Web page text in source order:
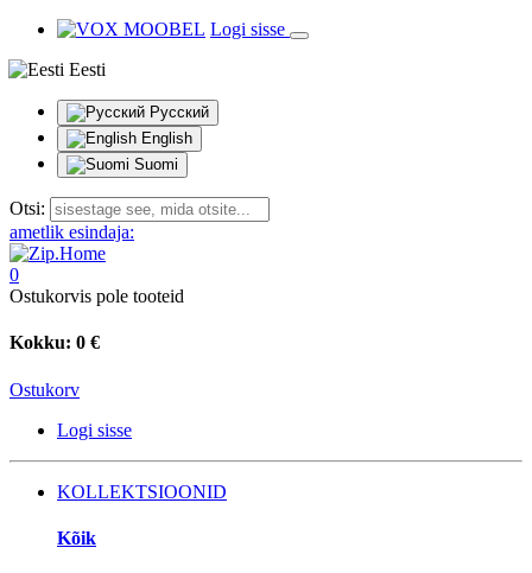
Logi sisse
Eesti
Русский
English
Suomi
Otsi:
ametlik esindaja:
0
Ostukorvis pole tooteid
Kokku: 0 €
Ostukorv
Logi sisse
KOLLEKTSIOONID
Kõik